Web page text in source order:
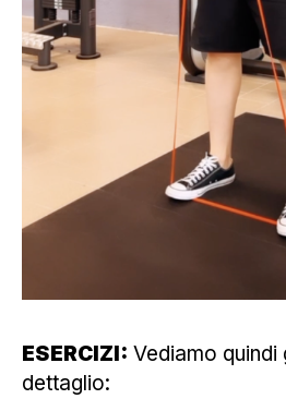
ESERCIZI: Vediamo quindi
dettaglio: